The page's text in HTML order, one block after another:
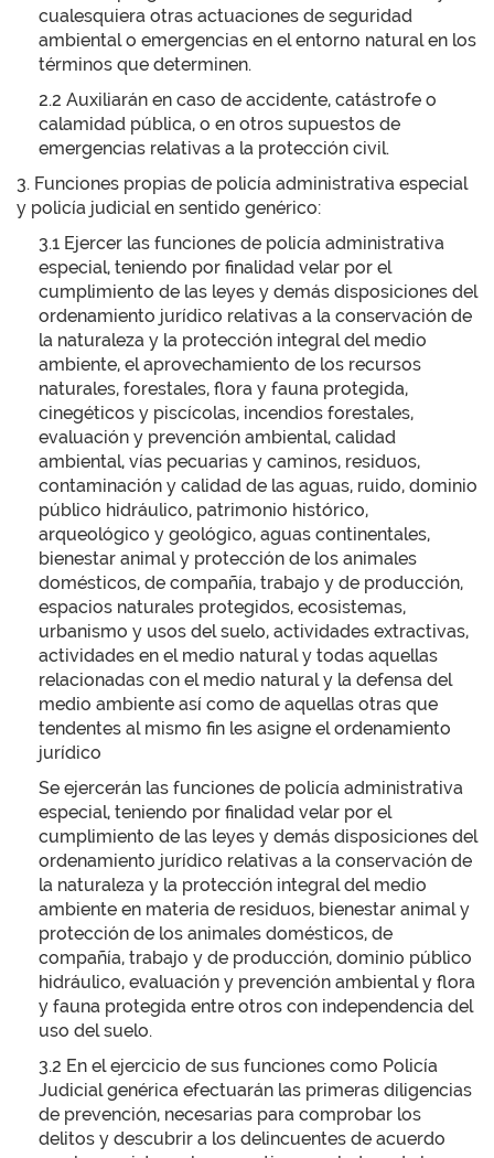
cualesquiera otras actuaciones de seguridad
ambiental o emergencias en el entorno natural en los
términos que determinen.
2.2 Auxiliarán en caso de accidente, catástrofe o
calamidad pública, o en otros supuestos de
emergencias relativas a la protección civil.
3. Funciones propias de policía administrativa especial
y policía judicial en sentido genérico:
3.1 Ejercer las funciones de policía administrativa
especial, teniendo por finalidad velar por el
cumplimiento de las leyes y demás disposiciones del
ordenamiento jurídico relativas a la conservación de
la naturaleza y la protección integral del medio
ambiente, el aprovechamiento de los recursos
naturales, forestales, flora y fauna protegida,
cinegéticos y piscícolas, incendios forestales,
evaluación y prevención ambiental, calidad
ambiental, vías pecuarias y caminos, residuos,
contaminación y calidad de las aguas, ruido, dominio
público hidráulico, patrimonio histórico,
arqueológico y geológico, aguas continentales,
bienestar animal y protección de los animales
domésticos, de compañía, trabajo y de producción,
espacios naturales protegidos, ecosistemas,
urbanismo y usos del suelo, actividades extractivas,
actividades en el medio natural y todas aquellas
relacionadas con el medio natural y la defensa del
medio ambiente así como de aquellas otras que
tendentes al mismo fin les asigne el ordenamiento
jurídico
Se ejercerán las funciones de policía administrativa
especial, teniendo por finalidad velar por el
cumplimiento de las leyes y demás disposiciones del
ordenamiento jurídico relativas a la conservación de
la naturaleza y la protección integral del medio
ambiente en materia de residuos, bienestar animal y
protección de los animales domésticos, de
compañía, trabajo y de producción, dominio público
hidráulico, evaluación y prevención ambiental y flora
y fauna protegida entre otros con independencia del
uso del suelo.
3.2 En el ejercicio de sus funciones como Policía
Judicial genérica efectuarán las primeras diligencias
de prevención, necesarias para comprobar los
delitos y descubrir a los delincuentes de acuerdo